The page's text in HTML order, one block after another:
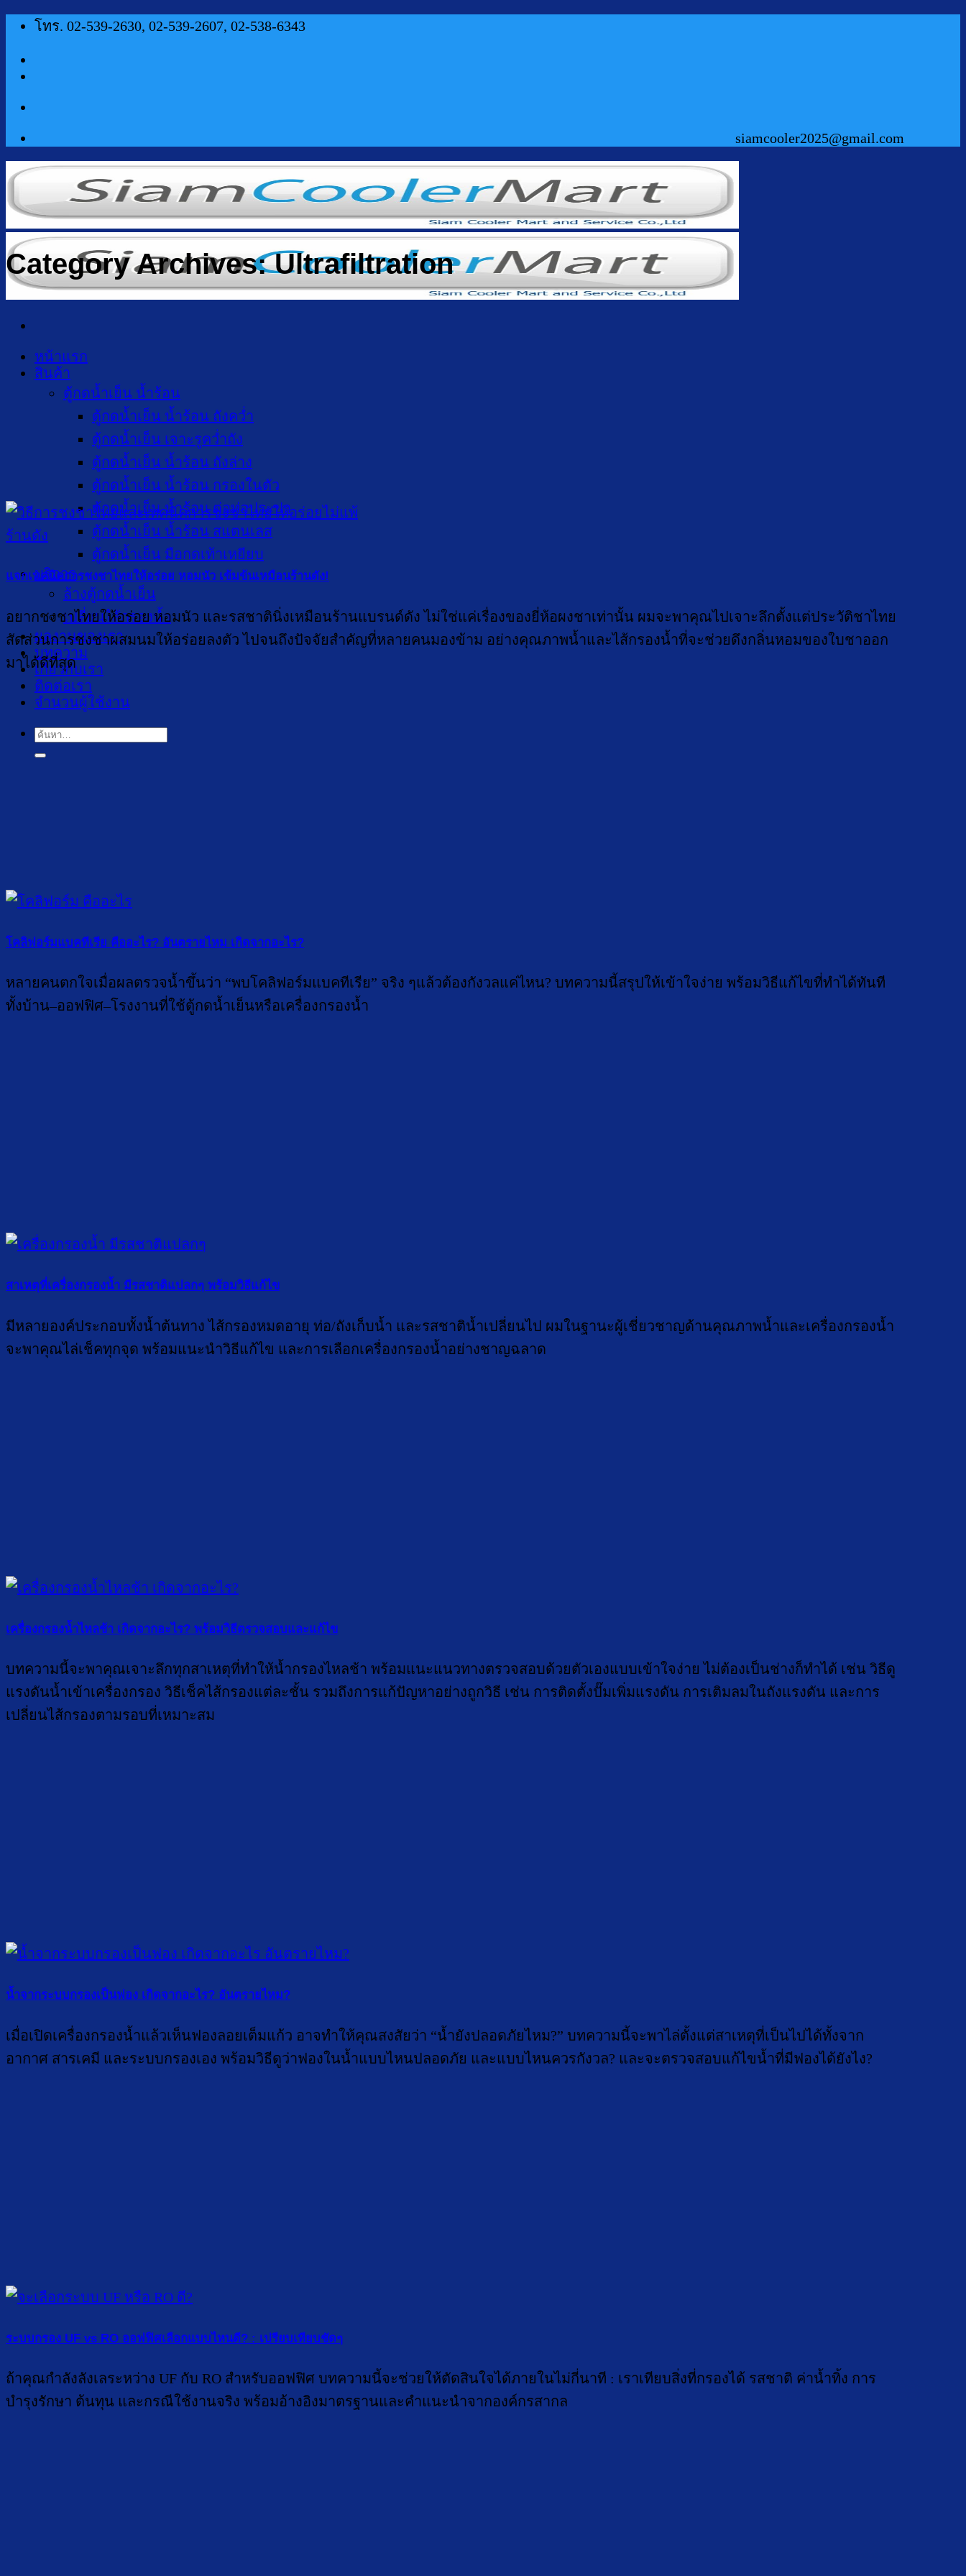
ข้าม โทร. 02-539-2630, 02-539-2607, 02-538-6343
siamcooler2025@gmail.com
หน้าแรก
สินค้า
ตู้กดน้ำเย็น น้ำร้อน
ตู้กดน้ำเย็น น้ำร้อน ถังคว่ำ
ตู้กดน้ำเย็น เจาะรูคว่ำถัง
ตู้กดน้ำเย็น น้ำร้อน ถังล่าง
ตู้กดน้ำเย็น น้ำร้อน กรองในตัว
ตู้กดน้ำเย็น น้ำร้อน ต่อท่อประปา
ตู้กดน้ำเย็น น้ำร้อน สแตนเลส
ตู้กดน้ำเย็น มือกดเท้าเหยียบ
บริการ
ล้างตู้กดน้ำเย็น
เปลี่ยนไส้กรองน้ำ
ผลงานของเรา
บทความ
เกี่ยวกับเรา
ติดต่อเรา
จำนวนผู้ใช้งาน
ค้นหา:
Category Archives:Ultrafiltration
แจกเทคนิคการชงชาไทยให้อร่อย หอมนัว เข้มข้นเหมือนร้านดัง!
อยากชงชาไทยให้อร่อย หอมนัว และรสชาตินิ่งเหมือนร้านแบรนด์ดัง ไม่ใช่แค่เรื่องของยี่ห้อผงชาเท่านั้น ผมจะพาคุณไปเจาะลึกตั้งแต่ประวัติชาไทย
สัดส่วนการชงชาผสมนมให้อร่อยลงตัว ไปจนถึงปัจจัยสำคัญที่หลายคนมองข้าม อย่างคุณภาพน้ำและไส้กรองน้ำที่จะช่วยดึงกลิ่นหอมของใบชาออก
มาได้ดีที่สุด
โคลิฟอร์มแบคทีเรีย คืออะไร? อันตรายไหม เกิดจากอะไร?
หลายคนตกใจเมื่อผลตรวจน้ำขึ้นว่า “พบโคลิฟอร์มแบคทีเรีย” จริง ๆแล้วต้องกังวลแค่ไหน? บทความนี้สรุปให้เข้าใจง่าย พร้อมวิธีแก้ไขที่ทำได้ทันที
ทั้งบ้าน–ออฟฟิศ–โรงงานที่ใช้ตู้กดน้ำเย็นหรือเครื่องกรองน้ำ
สาเหตุที่เครื่องกรองน้ำ มีรสชาติแปลกๆ พร้อมวิธีแก้ไข
มีหลายองค์ประกอบทั้งน้ำต้นทาง ไส้กรองหมดอายุ ท่อ/ถังเก็บน้ำ และรสชาติน้ำเปลี่ยนไป ผมในฐานะผู้เชี่ยวชาญด้านคุณภาพน้ำและเครื่องกรองน้ำ
จะพาคุณไล่เช็คทุกจุด พร้อมแนะนำวิธีแก้ไข และการเลือกเครื่องกรองน้ำอย่างชาญฉลาด
เครื่องกรองน้ำไหลช้า เกิดจากอะไร? พร้อมวิธีตรวจสอบและแก้ไข
บทความนี้จะพาคุณเจาะลึกทุกสาเหตุที่ทำให้น้ำกรองไหลช้า พร้อมแนะแนวทางตรวจสอบด้วยตัวเองแบบเข้าใจง่าย ไม่ต้องเป็นช่างก็ทำได้ เช่น วิธีดู
แรงดันน้ำเข้าเครื่องกรอง วิธีเช็คไส้กรองแต่ละชั้น รวมถึงการแก้ปัญหาอย่างถูกวิธี เช่น การติดตั้งปั๊มเพิ่มแรงดัน การเติมลมในถังแรงดัน และการ
เปลี่ยนไส้กรองตามรอบที่เหมาะสม
น้ำจากระบบกรองเป็นฟอง เกิดจากอะไร? อันตรายไหม?
เมื่อเปิดเครื่องกรองน้ำแล้วเห็นฟองลอยเต็มแก้ว อาจทำให้คุณสงสัยว่า “น้ำยังปลอดภัยไหม?” บทความนี้จะพาไล่ตั้งแต่สาเหตุที่เป็นไปได้ทั้งจาก
อากาศ สารเคมี และระบบกรองเอง พร้อมวิธีดูว่าฟองในน้ำแบบไหนปลอดภัย และแบบไหนควรกังวล? และจะตรวจสอบแก้ไขน้ำที่มีฟองได้ยังไง?
ระบบกรอง UF vs RO ออฟฟิศเลือกแบบไหนดี? : เปรียบเทียบชัดๆ
ถ้าคุณกำลังลังเลระหว่าง UF กับ RO สำหรับออฟฟิศ บทความนี้จะช่วยให้ตัดสินใจได้ภายในไม่กี่นาที : เราเทียบสิ่งที่กรองได้ รสชาติ ค่าน้ำทิ้ง การ
บำรุงรักษา ต้นทุน และกรณีใช้งานจริง พร้อมอ้างอิงมาตรฐานและคำแนะนำจากองค์กรสากล